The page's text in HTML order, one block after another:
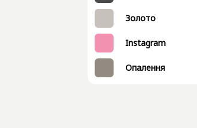
Золото
Instagram
Опалення